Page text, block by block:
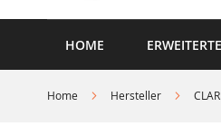
HOME
Home Hersteller